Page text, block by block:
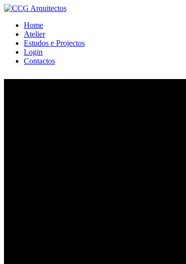
Home
Atelier
Estudos e Projectos
Login
Contactos